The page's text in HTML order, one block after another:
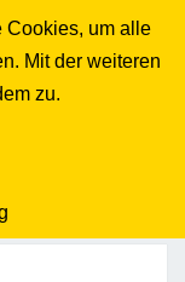
Cookies, um alle
Mit der weiteren
zu.